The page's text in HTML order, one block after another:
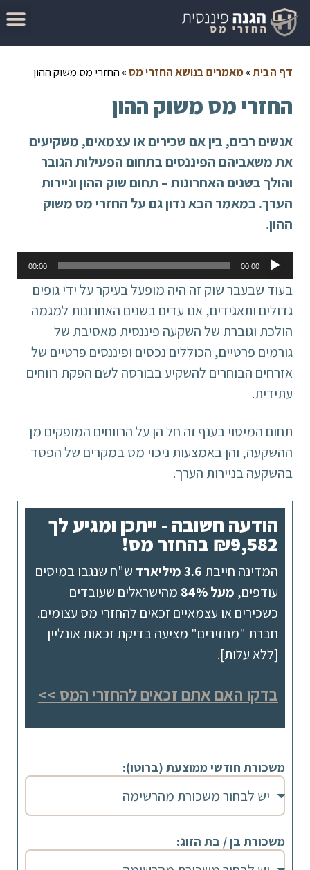
דף הבית»מאמרים בנושא החזרי מס» החזרי מס משוק ההון
החזרי מס משוק ההון
אנשים רבים, בין אם שכירים או עצמאים, משקיעים
את משאביהם הפיננסים בתחום הפעילות הגובר
והולך בשנים האחרונות – תחום שוק ההון וניירות
הערך. במאמר הבא נדון גם על החזרי מס משוק
ההון.
אודיו
00:00
00:00
בעוד שבעבר שוק זה היה מופעל בעיקר על ידי גופים
גדולים ותאגידים, אנו עדים בשנים האחרונות למגמה
הולכת וגוברת של השקעה פיננסית מאסיבת של
גורמים פרטיים, הכוללים נכסים ופיננסים פרטיים של
אזרחים הבוחרים להשקיע בבורסה לשם הפקת רווחים
עתידית.
תחום המיסוי בענף זה חל הן על הרווחים המופקים מן
ההשקעה, והן באמצעות ניכוי מס במקרים של הפסד
בהשקעה בניירות הערך.
הודעה חשובה - ייתכן ומגיע לך
₪9,582 בהחזר מס!
המדינה חייבת 3.6 מיליארד
ש"ח שנגבו במיסים
עודפים, מעל 84%
מהישראלים שעובדים
כשכירים או עצמאיים זכאים להחזרי מס עצומים.
חברת "מחזירים" מציעה בדיקת זכאות אונליין
[ללא עלות].
בדקו האם אתם זכאים להחזרי המס >>
משכורת חודשי ממוצעת (ברוטו):
משכורת בן / בת הזוג: